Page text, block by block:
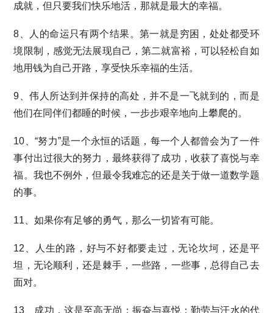
成就，但只要我们快乐地活，那就是最大的幸福。
8、人的命运只有两个结果。第一就是穷困，处处都受环
境限制，感觉无法展现自己，第二就富裕，可以轻松自如
地用钱为自己开路，享受快乐幸福的生活。
9、伟人所达到并保持的高处，并不是一飞就到的，而是
他们在同伴们都睡的时候，一步步艰辛地向上攀爬的。
10、“努力”是一个永恒的话题，每一个人都曾会为了一件
事付出过很大的努力，最终获得了成功，收获了喜悦与幸
福。我也不例外，但最令我难忘的还是关于做一道数学题
的事。
11、如果你有足够的勇气，那么一切皆有可能。
12、人生的路，好与不好都要走过，无论坎坷，还是平
坦，无论顺利，还是棘手，一些路，一些事，总得自己去
面对。
13、成功，这是至高无尚；振奋与喜悦；勤劳与汗水的代